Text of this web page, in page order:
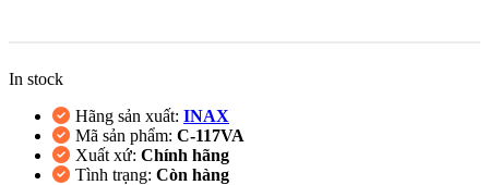
In stock
Hãng sản xuất: INAX
Mã sản phẩm: C-117VA
Xuất xứ: Chính hãng
Tình trạng: Còn hàng